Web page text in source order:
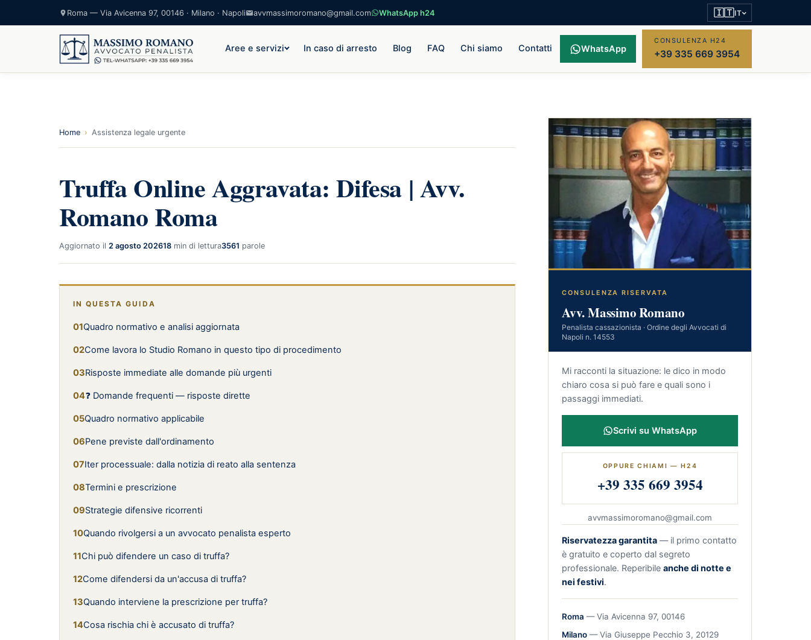
Roma — Via Avicenna 97, 00146 · Milano · Napoli avvmassimoromano@gmail.com WhatsApp h24 🇮🇹IT
Aree e servizi In caso di arresto Blog FAQ Chi siamo Contatti WhatsApp
CONSULENZA H24
+39 335 669 3954
Home › Assistenza legale urgente
Truffa Online Aggravata: Difesa | Avv.
Romano Roma
Aggiornato il 2 agosto 202618 min di lettura3561 parole
IN QUESTA GUIDA
Quadro normativo e analisi aggiornata
Come lavora lo Studio Romano in questo tipo di procedimento
Risposte immediate alle domande più urgenti
❓ Domande frequenti — risposte dirette
Quadro normativo applicabile
Pene previste dall'ordinamento
Iter processuale: dalla notizia di reato alla sentenza
Termini e prescrizione
Strategie difensive ricorrenti
Quando rivolgersi a un avvocato penalista esperto
Chi può difendere un caso di truffa?
Come difendersi da un'accusa di truffa?
Quando interviene la prescrizione per truffa?
Cosa rischia chi è accusato di truffa?
CONSULENZA RISERVATA
Avv. Massimo Romano
Penalista cassazionista · Ordine degli Avvocati di
Napoli n. 14553
Mi racconti la situazione: le dico in modo
chiaro cosa si può fare e quali sono i
passaggi immediati.
Scrivi su WhatsApp
OPPURE CHIAMI — H24
+39 335 669 3954
avvmassimoromano@gmail.com
Riservatezza garantita — il primo contatto
è gratuito e coperto dal segreto
professionale. Reperibile anche di notte e
nei festivi.
Roma — Via Avicenna 97, 00146
Milano — Via Giuseppe Pecchio 3, 20129